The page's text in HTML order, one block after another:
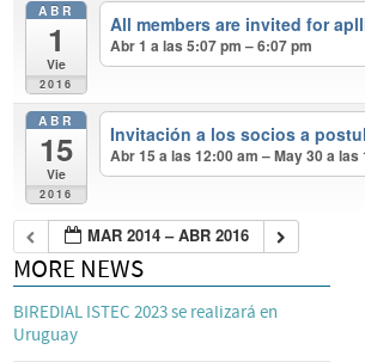
ABR
1
Vie
2016
All members are invited for
Abr 1 a las 5:07 pm – 6:07 pm
ABR
15
Vie
2016
Invitación a los socios a
Abr 15 a las 12:00 am – May 30 a las
MAR 2014 – ABR 2016
MORE NEWS
BIREDIAL ISTEC 2023 se realizará en
Uruguay